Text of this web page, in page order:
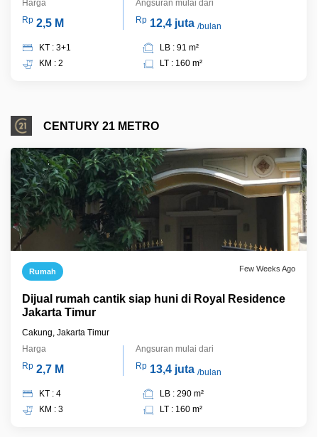
Harga
Rp 2,5 M
Angsuran mulai dari
Rp 12,4 juta /bulan
KT : 3+1
KM : 2
LB : 91 m²
LT : 160 m²
CENTURY 21 METRO
Rumah Few Weeks Ago
Dijual rumah cantik siap huni di Royal Residence
Jakarta Timur
Cakung, Jakarta Timur
Harga
Rp 2,7 M
Angsuran mulai dari
Rp 13,4 juta /bulan
KT : 4
KM : 3
LB : 290 m²
LT : 160 m²